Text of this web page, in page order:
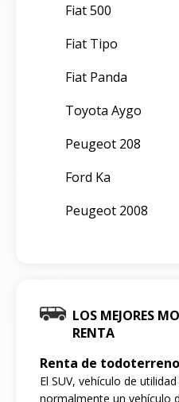
Fiat 500
Fiat Tipo
Fiat Panda
Toyota Aygo
Peugeot 208
Ford Ka
Peugeot 2008
LOS MEJORES
RENTA
Renta de
El SUV, vehículo de
normalmente un vehículo